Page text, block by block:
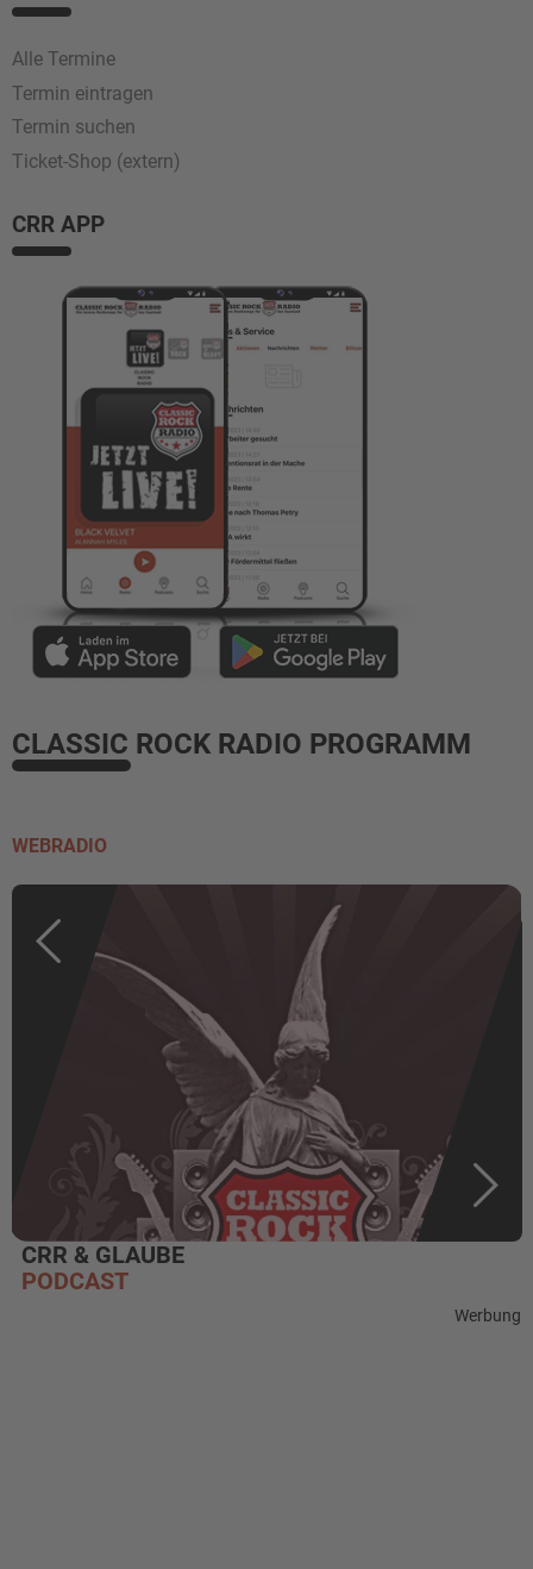
Alle Termine
Termin eintragen
Termin suchen
Ticket-Shop (extern)
CRR APP
CLASSIC ROCK RADIO PROGRAMM
WEBRADIO
CRR & GLAUBE
PODCAST
Werbung